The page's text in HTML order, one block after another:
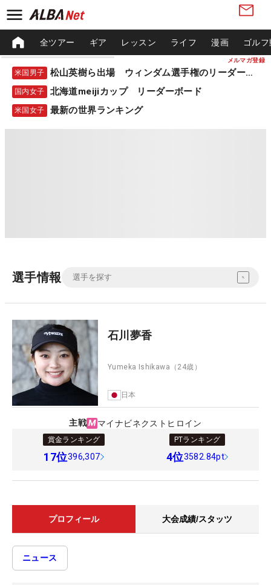
メルマガ登録
全ツアー ギア レッスン ライフ 漫画 ゴル
米国男子 松山英樹ら出場 ウィンダム選手権のリーダーボード
国内女子 北海道meijiカップ リーダーボード
米国女子 最新の世界ランキング
選手情報
石川夢香
Yumeka Ishikawa （24歳）
日本
主戦 マイナビネクストヒロイン
賞金ランキング
17位396,307
PTランキング
4位3582.84pt
プロフィール 大会成績/スタッツ
ニュース